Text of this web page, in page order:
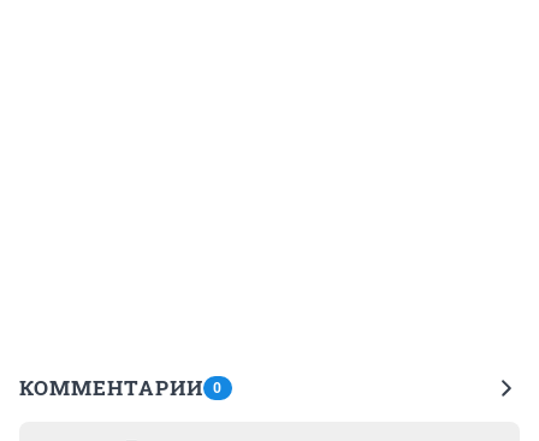
КОММЕНТАРИИ 0